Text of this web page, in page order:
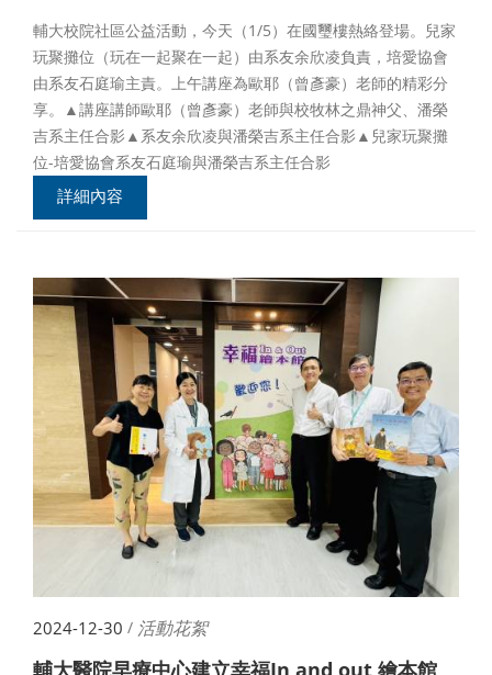
輔大校院社區公益活動，今天（1/5）在國璽樓熱絡登場。兒家
玩聚攤位（玩在一起聚在一起）由系友余欣凌負責，培愛協會
由系友石庭瑜主責。上午講座為歐耶（曾彥豪）老師的精彩分
享。▲講座講師歐耶（曾彥豪）老師與校牧林之鼎神父、潘榮
吉系主任合影▲系友余欣凌與潘榮吉系主任合影▲兒家玩聚攤
位-培愛協會系友石庭瑜與潘榮吉系主任合影
詳細內容
2024-12-30 / 活動花絮
輔大醫院早療中心建立幸福In and out 繪本館